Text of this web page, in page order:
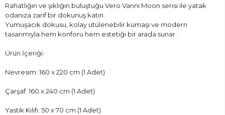
Rahatlığın ve şıklığın buluştuğu Vero Vanni Moon serisi ile yatak
odanıza zarif bir dokunuş katın.
Yumuşacık dokusu, kolay ütülenebilir kumaşı ve modern
tasarımıyla hem konforu hem estetiği bir arada sunar.
Ürün İçeriği:
Nevresim: 160 x 220 cm (1 Adet)
Çarşaf: 160 x 240 cm (1 Adet)
Yastık Kılıfı: 50 x 70 cm (1 Adet)